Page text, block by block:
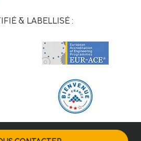
& LABELLISÉ :